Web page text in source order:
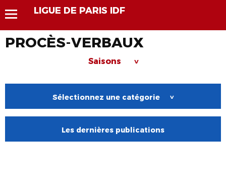
LIGUE DE PARIS IDF
PROCÈS-VERBAUX
Saisons >
Sélectionnez une catégorie >
Les dernières publications